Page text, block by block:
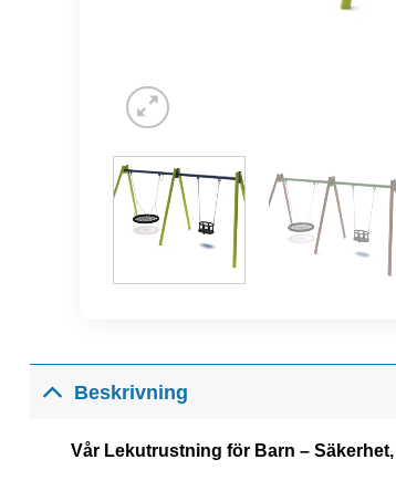
Beskrivning
Vår Lekutrustning för Barn –